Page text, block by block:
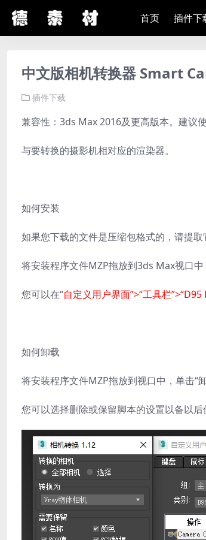
首页 插件下
中文版相机转换器 Smart
插件下载
兼容性：3ds Max 2016及更高版本。建议
与要转换的摄影机相对应的渲染器。
如何安装
如果您下载的文件是压缩包格式的，请提取
将安装程序文件MZP拖放到3ds Max视口中
您可以在“自定义用户界面”>“工具栏”>“D95
如何卸载
将安装程序文件MZP拖放到视口中，单击“卸
您可以选择删除或保留脚本的设置以备以后